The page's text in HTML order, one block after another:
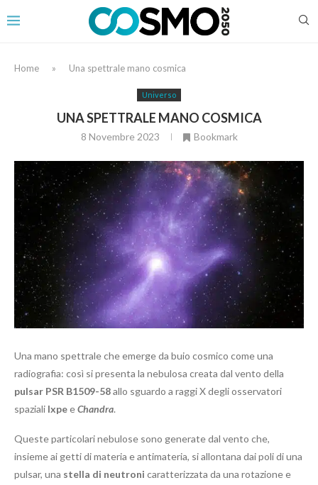
Home » Una spettrale mano cosmica
Universo
UNA SPETTRALE MANO COSMICA
8 Novembre 2023 Bookmark
Una mano spettrale che emerge da buio cosmico come una
radiografia: così si presenta la nebulosa creata dal vento della
pulsar PSR B1509-58allo sguardo a raggi X degli osservatori
spaziali IxpeeChandra.
Queste particolari nebulose sono generate dal vento che,
insieme ai getti di materia e antimateria, si allontana dai poli di una
pulsar, una stella di neutroni caratterizzata da una rotazione e